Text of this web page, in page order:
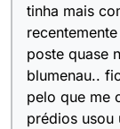
tinha mais
poste quase
blumenau..
pelo que me
prédios usou